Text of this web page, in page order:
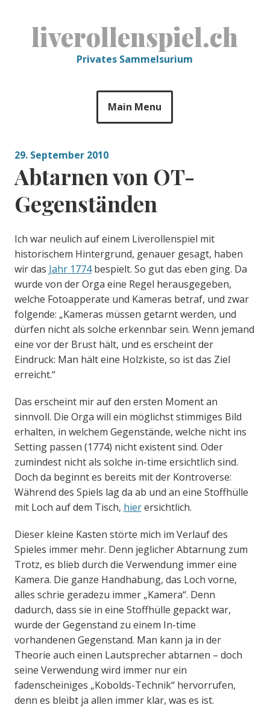
liverollenspiel.ch
Privates Sammelsurium
Main Menu
29. September 2010
Abtarnen von OT-
Gegenständen
Ich war neulich auf einem Liverollenspiel mit
historischem Hintergrund, genauer gesagt, haben
wir das Jahr 1774bespielt. So gut das eben ging. Da
wurde von der Orga eine Regel herausgegeben,
welche Fotoapperate und Kameras betraf, und zwar
folgende: „Kameras müssen getarnt werden, und
dürfen nicht als solche erkennbar sein. Wenn jemand
eine vor der Brust hält, und es erscheint der
Eindruck: Man hält eine Holzkiste, so ist das Ziel
erreicht.“
Das erscheint mir auf den ersten Moment an
sinnvoll. Die Orga will ein möglichst stimmiges Bild
erhalten, in welchem Gegenstände, welche nicht ins
Setting passen (1774) nicht existent sind. Oder
zumindest nicht als solche in-time ersichtlich sind.
Doch da beginnt es bereits mit der Kontroverse:
Während des Spiels lag da ab und an eine Stoffhülle
mit Loch auf dem Tisch, hierersichtlich.
Dieser kleine Kasten störte mich im Verlauf des
Spieles immer mehr. Denn jeglicher Abtarnung zum
Trotz, es blieb durch die Verwendung immer eine
Kamera. Die ganze Handhabung, das Loch vorne,
alles schrie geradezu immer „Kamera“. Denn
dadurch, dass sie in eine Stoffhülle gepackt war,
wurde der Gegenstand zu einem In-time
vorhandenen Gegenstand. Man kann ja in der
Theorie auch einen Lautsprecher abtarnen – doch
seine Verwendung wird immer nur ein
fadenscheiniges „Kobolds-Technik“ hervorrufen,
denn es bleibt ja allen immer klar, was es ist.